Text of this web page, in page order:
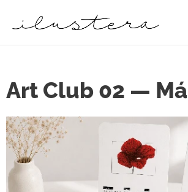
Art Club 02 —